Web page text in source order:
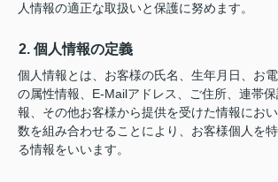
人情報の適正な取扱いと保護に努めます。
2. 個人情報の定義
個人情報とは、お客様の氏名、生年月日、お
の属性情報、E-Mailアドレス、ご住所、連帯
報、その他お客様から提供を受けた情報にお
数を組み合わせることにより、お客様個人を
る情報をいいます。